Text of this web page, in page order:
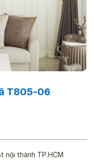
T805-06
nội thành TP.HCM